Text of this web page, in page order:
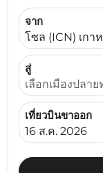
จาก
โซล (ICN) เกา
สู่
เลือกเมืองปลาย
เที่ยวบินขาออก
fc-booking-
16 ส.ค. 2026